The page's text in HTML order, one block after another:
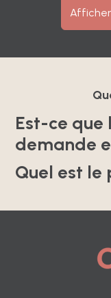
Est-ce que
demande
Quel est le